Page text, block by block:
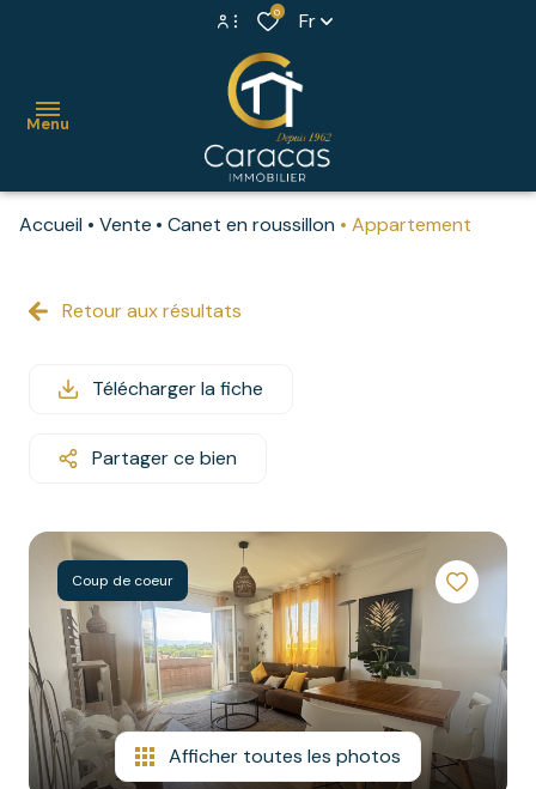
Espace propriétaire
Extranet syndic
0 Fr
Menu
ventes
maisons
propriétés
murs
commerciaux
autres
syndic
contact
Accueil Vente Canet en roussillon Appartement
Retour aux résultats
Télécharger la fiche
Partager ce bien
Coup de coeur
Afficher toutes les photos